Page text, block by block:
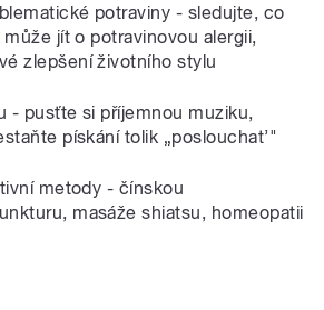
potraviny - sledujte, co
jít o potravinovou alergii,
zlepšení životního stylu
- pusťte si příjemnou muziku,
pískání tolik „poslouchat’"
metody - čínskou
masáže shiatsu, homeopatii